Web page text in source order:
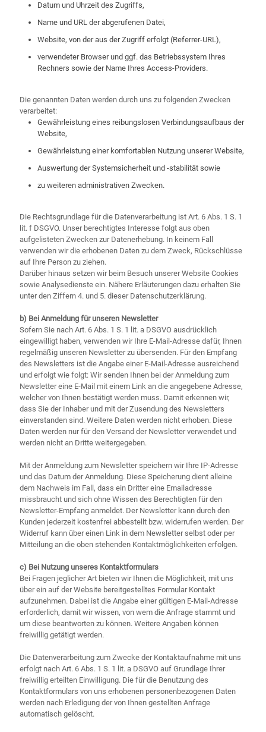
Datum und Uhrzeit des Zugriffs,
Name und URL der abgerufenen Datei,
Website, von der aus der Zugriff erfolgt (Referrer-URL),
verwendeter Browser und ggf. das Betriebssystem Ihres
Rechners sowie der Name Ihres Access-Providers.
Die genannten Daten werden durch uns zu folgenden Zwecken
verarbeitet:
Gewährleistung eines reibungslosen Verbindungsaufbaus der
Website,
Gewährleistung einer komfortablen Nutzung unserer Website,
Auswertung der Systemsicherheit und -stabilität sowie
zu weiteren administrativen Zwecken.
Die Rechtsgrundlage für die Datenverarbeitung ist Art. 6 Abs. 1 S. 1
lit. f DSGVO. Unser berechtigtes Interesse folgt aus oben
aufgelisteten Zwecken zur Datenerhebung. In keinem Fall
verwenden wir die erhobenen Daten zu dem Zweck, Rückschlüsse
auf Ihre Person zu ziehen.
Darüber hinaus setzen wir beim Besuch unserer Website Cookies
sowie Analysedienste ein. Nähere Erläuterungen dazu erhalten Sie
unter den Ziffern 4. und 5. dieser Datenschutzerklärung.
b) Bei Anmeldung für unseren Newsletter
Sofern Sie nach Art. 6 Abs. 1 S. 1 lit. a DSGVO ausdrücklich
eingewilligt haben, verwenden wir Ihre E-Mail-Adresse dafür, Ihnen
regelmäßig unseren Newsletter zu übersenden. Für den Empfang
des Newsletters ist die Angabe einer E-Mail-Adresse ausreichend
und erfolgt wie folgt: Wir senden Ihnen bei der Anmeldung zum
Newsletter eine E-Mail mit einem Link an die angegebene Adresse,
welcher von Ihnen bestätigt werden muss. Damit erkennen wir,
dass Sie der Inhaber und mit der Zusendung des Newsletters
einverstanden sind. Weitere Daten werden nicht erhoben. Diese
Daten werden nur für den Versand der Newsletter verwendet und
werden nicht an Dritte weitergegeben.
Mit der Anmeldung zum Newsletter speichern wir Ihre IP-Adresse
und das Datum der Anmeldung. Diese Speicherung dient alleine
dem Nachweis im Fall, dass ein Dritter eine Emailadresse
missbraucht und sich ohne Wissen des Berechtigten für den
Newsletter-Empfang anmeldet. Der Newsletter kann durch den
Kunden jederzeit kostenfrei abbestellt bzw. widerrufen werden. Der
Widerruf kann über einen Link in dem Newsletter selbst oder per
Mitteilung an die oben stehenden Kontaktmöglichkeiten erfolgen.
c) Bei Nutzung unseres Kontaktformulars
Bei Fragen jeglicher Art bieten wir Ihnen die Möglichkeit, mit uns
über ein auf der Website bereitgestelltes Formular Kontakt
aufzunehmen. Dabei ist die Angabe einer gültigen E-Mail-Adresse
erforderlich, damit wir wissen, von wem die Anfrage stammt und
um diese beantworten zu können. Weitere Angaben können
freiwillig getätigt werden.
Die Datenverarbeitung zum Zwecke der Kontaktaufnahme mit uns
erfolgt nach Art. 6 Abs. 1 S. 1 lit. a DSGVO auf Grundlage Ihrer
freiwillig erteilten Einwilligung. Die für die Benutzung des
Kontaktformulars von uns erhobenen personenbezogenen Daten
werden nach Erledigung der von Ihnen gestellten Anfrage
automatisch gelöscht.